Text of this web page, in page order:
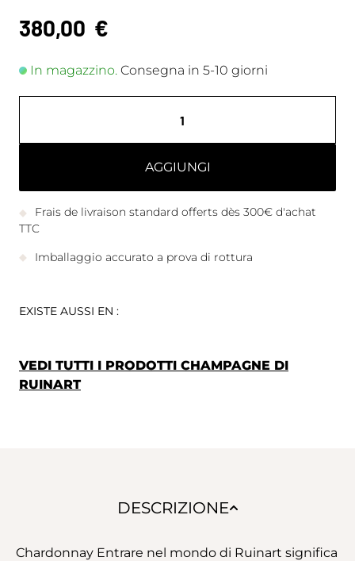
380,00 €
In magazzino. Consegna in 5-10 giorni
AGGIUNGI
Frais de livraison standard offerts dès 300€ d'achat
TTC
Imballaggio accurato a prova di rottura
EXISTE AUSSI EN :
VEDI TUTTI I PRODOTTI CHAMPAGNE DI
RUINART
DESCRIZIONE
Chardonnay Entrare nel mondo di Ruinart significa